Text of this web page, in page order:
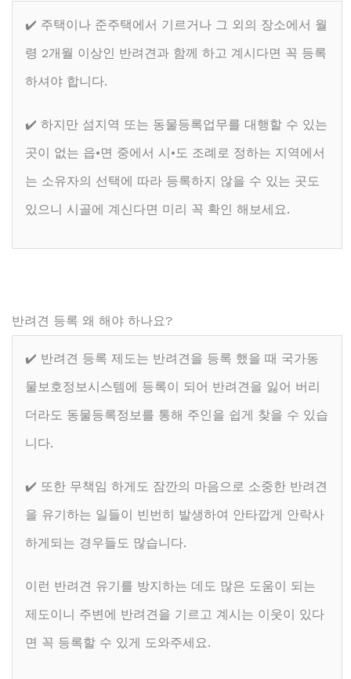
✔️ 주택이나 준주택에서 기르거나 그 외의 장소에서 월
령 2개월 이상인 반려견과 함께 하고 계시다면 꼭 등록
하셔야 합니다.
✔️ 하지만 섬지역 또는 동물등록업무를 대행할 수 있는
곳이 없는 읍•면 중에서 시•도 조례로 정하는 지역에서
는 소유자의 선택에 따라 등록하지 않을 수 있는 곳도
있으니 시골에 계신다면 미리 꼭 확인 해보세요.
반려견 등록 왜 해야 하나요?
✔️ 반려견 등록 제도는 반려견을 등록 했을 때 국가동
물보호정보시스템에 등록이 되어 반려견을 잃어 버리
더라도 동물등록정보를 통해 주인을 쉽게 찾을 수 있습
니다.
✔️ 또한 무책임 하게도 잠깐의 마음으로 소중한 반려견
을 유기하는 일들이 빈번히 발생하여 안타깝게 안락사
하게되는 경우들도 많습니다.
이런 반려견 유기를 방지하는 데도 많은 도움이 되는
제도이니 주변에 반려견을 기르고 계시는 이웃이 있다
면 꼭 등록할 수 있게 도와주세요.